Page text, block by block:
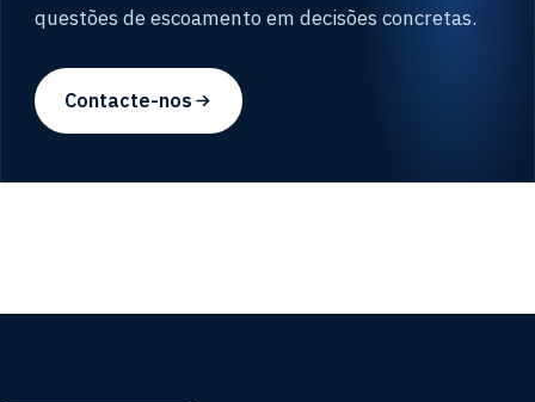
questões de escoamento em decisões concretas.
Contacte-nos